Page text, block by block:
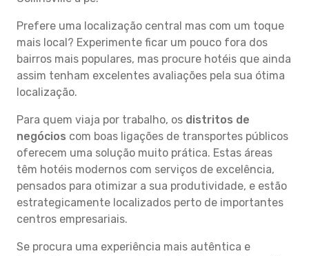
Prefere uma localização central mas com um toque
mais local? Experimente ficar um pouco fora dos
bairros mais populares, mas procure hotéis que ainda
assim tenham excelentes avaliações pela sua ótima
localização.
Para quem viaja por trabalho, os distritos de
negócios com boas ligações de transportes públicos
oferecem uma solução muito prática. Estas áreas
têm hotéis modernos com serviços de excelência,
pensados para otimizar a sua produtividade, e estão
estrategicamente localizados perto de importantes
centros empresariais.
Se procura uma experiência mais autêntica e